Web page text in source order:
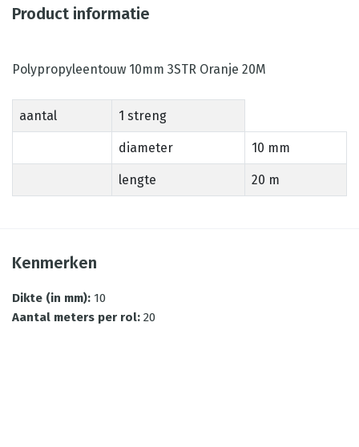
Product informatie
Polypropyleentouw 10mm 3STR Oranje 20M
aantal 1 streng
diameter 10 mm
lengte 20 m
Kenmerken
Dikte (in mm): 10
Aantal meters per rol: 20